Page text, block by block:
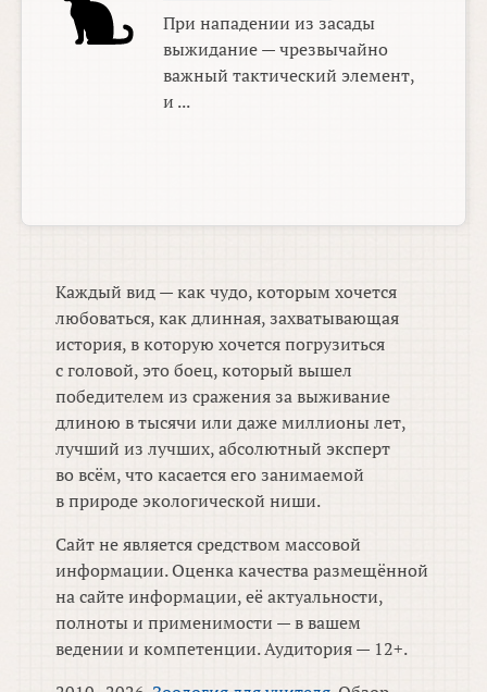
При нападении из засады
выжидание — чрезвычайно
важный тактический элемент,
и ...
Каждый вид — как чудо, которым хочется
любоваться, как длинная, захватывающая
история, в которую хочется погрузиться
с головой, это боец, который вышел
победителем из сражения за выживание
длиною в тысячи или даже миллионы лет,
лучший из лучших, абсолютный эксперт
во всём, что касается его занимаемой
в природе экологической ниши.
Сайт не является средством массовой
информации. Оценка качества размещённой
на сайте информации, её актуальности,
полноты и применимости — в вашем
ведении и компетенции. Аудитория — 12+.